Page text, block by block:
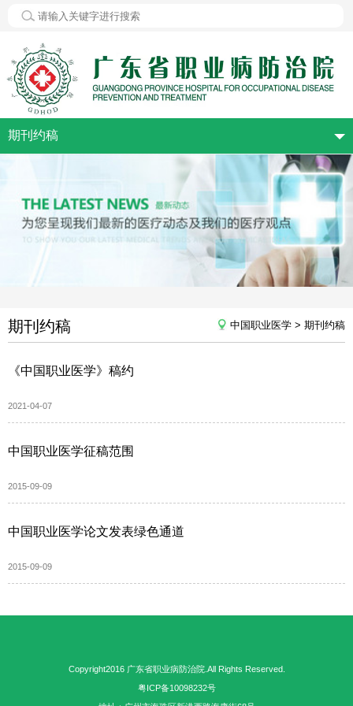
期刊约稿
中国职业医学 > 期刊约稿
期刊约稿
《中国职业医学》稿约
2021-04-07
中国职业医学征稿范围
2015-09-09
中国职业医学论文发表绿色通道
2015-09-09
Copyright2016 广东省职业病防治院.All Rights Reserved.
粤ICP备10098232号